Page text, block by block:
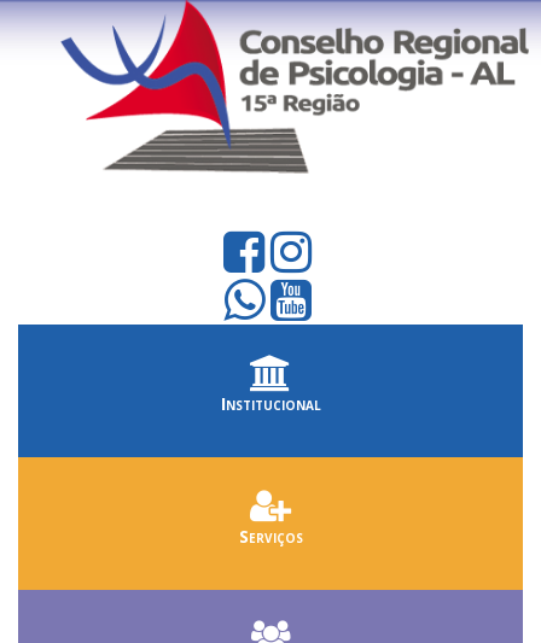
Institucional
Serviços